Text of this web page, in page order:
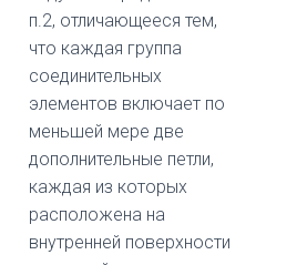
п.2, отличающееся тем,
что каждая группа
соединительных
элементов включает по
меньшей мере две
дополнительные петли,
каждая из которых
расположена на
внутренней поверхности